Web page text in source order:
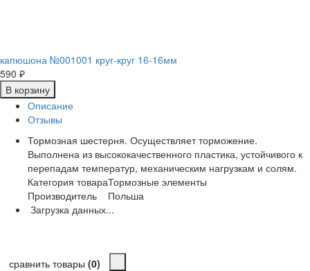
капюшона №001001 круг-круг 16-16мм
590 ₽
В корзину
Описание
Отзывы
Тормозная шестерня. Осуществляет торможение.
Выполнена из высококачественного пластика, устойчивого к
перепадам температур, механическим нагрузкам и солям.
Категория товараТормозные элементы
Производитель
Польша
Загрузка данных...
сравнить товары (0)